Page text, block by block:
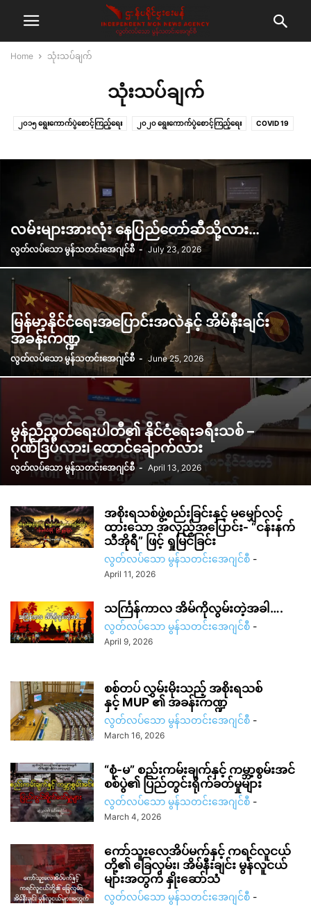
Home သုံးသပ်ချက်
သုံးသပ်ချက်
၂၀၁၅ ရွေးကောက်ပွဲစောင့်ကြည့်ရေး ၂၀၂၀ ရွေးကောက်ပွဲစောင့်ကြည့်ရေး COVID 19
မေးမြန်းချက် မွန်ပြည်နယ်အုပ်ချုပ်မှုဆိုင်ရာ စောင့်ကြည့်ရေး လှုပ်ရှားမှုများ
သတင်းပြင်ဆင်ချက် သဘာဝဘေးအန္တရာယ် သုံးသပ်ချက်
အယ်ဒီတာ့အာဘော်
လမ်းများအားလုံး နေပြည်တော်ဆီသို့လား…
လွတ်လပ်သော မွန်သတင်းအေဂျင်စီ - July 23, 2026
မြန်မာ့နိုင်ငံရေးအပြောင်းအလဲနှင့် အိမ်နီးချင်း
အခန်းကဏ္ဍ
လွတ်လပ်သော မွန်သတင်းအေဂျင်စီ - June 25, 2026
မွန်ညီညွတ်ရေးပါတီ၏ နိုင်ငံရေးခရီးသစ် –
ဂုဏ်ဒြပ်လား၊ ထောင်ချောက်လား
လွတ်လပ်သော မွန်သတင်းအေဂျင်စီ - April 13, 2026
အစိုးရသစ်ဖွဲ့စည်းခြင်းနှင့် မမျှော်လင့်
ထားသော အလှည့်အပြောင်း- “ငန်းနက်
သီအိုရီ” ဖြင့် ရှုမြင်ခြင်း
လွတ်လပ်သော မွန်သတင်းအေဂျင်စီ -
April 11, 2026
သင်္ကြန်ကာလ အိမ်ကိုလွမ်းတဲ့အခါ….
လွတ်လပ်သော မွန်သတင်းအေဂျင်စီ -
April 9, 2026
စစ်တပ် လွှမ်းမိုးသည့် အစိုးရသစ်
နှင့် MUP ၏ အခန်းကဏ္ဍ
လွတ်လပ်သော မွန်သတင်းအေဂျင်စီ -
March 16, 2026
“စုံ-မ” စည်းကမ်းချက်နှင့် ကမ္ဘာ့စွမ်းအင်
စစ်ပွဲ၏ ပြည်တွင်းရိုက်ခတ်မှုများ
လွတ်လပ်သော မွန်သတင်းအေဂျင်စီ -
March 4, 2026
ကော်သူးလေအိပ်မက်နှင့် ကရင်လူငယ်
တို့၏ ခြေလှမ်း၊ အိမ်နီးချင်း မွန်လူငယ်
များအတွက် နှိုးဆော်သံ
လွတ်လပ်သော မွန်သတင်းအေဂျင်စီ -